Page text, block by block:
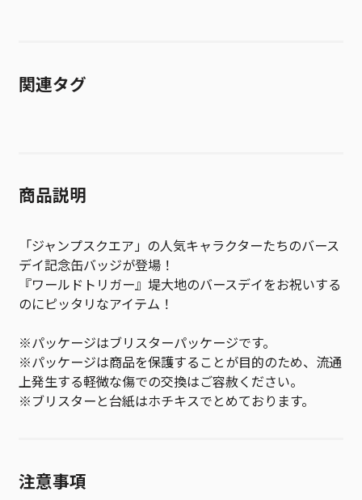
関連タグ
商品説明
「ジャンプスクエア」の人気キャラクターたちのバース
デイ記念缶バッジが登場！
『ワールドトリガー』堤大地のバースデイをお祝いする
のにピッタリなアイテム！
※パッケージはブリスターパッケージです。
※パッケージは商品を保護することが目的のため、流通
上発生する軽微な傷での交換はご容赦ください。
※ブリスターと台紙はホチキスでとめております。
注意事項